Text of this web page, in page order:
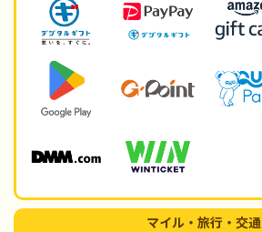
マイル・旅行・交通